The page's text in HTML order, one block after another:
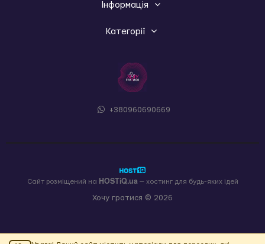
Інформація
Категорії
+380960690669
Хочу гратися © 2026
Сайт розміщений на HOSTiQ.ua— хостинг для будь-яких ідей